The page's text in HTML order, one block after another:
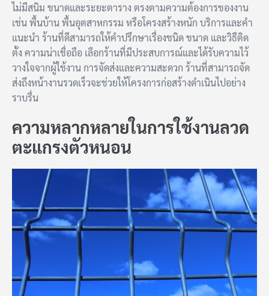
ไม่มีสนิม ขนาดและระยะตาราง ตรงตามความต้องการของงาน
เช่น พื้นบ้าน พื้นอุตสาหกรรม หรือโครงสร้างหนัก บริการและคำ
แนะนำ ร้านที่ดีสามารถให้คำปรึกษาเรื่องชนิด ขนาด และวิธีติด
ตั้ง ความน่าเชื่อถือ เลือกร้านที่มีประสบการณ์และได้รับความไว้
วางใจจากผู้ใช้งาน การจัดส่งและความสะดวก ร้านที่สามารถจัด
ส่งถึงหน้างานรวดเร็วจะช่วยให้โครงการก่อสร้างดำเนินไปอย่าง
ราบรื่น
ความหลากหลายในการใช้งานลวด
ตะแกรงตัวหนอน